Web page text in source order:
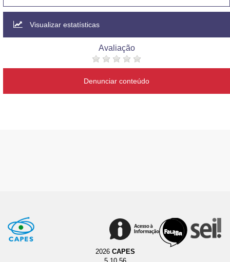
Visualizar estatísticas
Avaliação
Denunciar conteúdo
2026 CAPES